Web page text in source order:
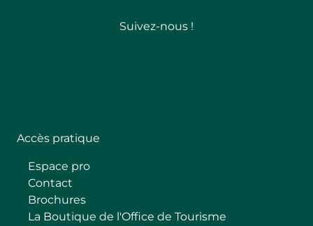
Suivez-nous !
Accès pratique
Espace pro
Contact
Brochures
La Boutique de l'Office de Tourisme